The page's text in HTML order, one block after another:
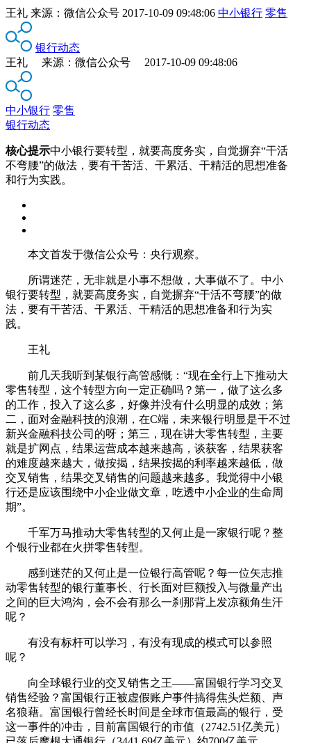
王礼 来源： 微信公众号 2017-10-09 09:48:06 中小银行 零售
银行动态
王礼 来源：微信公众号 2017-10-09 09:48:06
中小银行 零售
银行动态
核心提示中小银行要转型，就要高度务实，自觉摒弃“干活
不弯腰”的做法，要有干苦活、干累活、干精活的思想准备
和行为实践。
本文首发于微信公众号：央行观察。
所谓迷茫，无非就是小事不想做，大事做不了。中小
银行要转型，就要高度务实，自觉摒弃“干活不弯腰”的做
法，要有干苦活、干累活、干精活的思想准备和行为实
践。
王礼
前几天我听到某银行高管感慨：“现在全行上下推动大
零售转型，这个转型方向一定正确吗？第一，做了这么多
的工作，投入了这么多，好像并没有什么明显的成效；第
二，面对金融科技的浪潮，在C端，未来银行明显是干不过
新兴金融科技公司的呀；第三，现在讲大零售转型，主要
就是扩网点，结果运营成本越来越高，谈获客，结果获客
的难度越来越大，做按揭，结果按揭的利率越来越低，做
交叉销售，结果交叉销售的问题越来越多。我觉得中小银
行还是应该围绕中小企业做文章，吃透中小企业的生命周
期”。
千军万马推动大零售转型的又何止是一家银行呢？整
个银行业都在火拼零售转型。
感到迷茫的又何止是一位银行高管呢？每一位矢志推
动零售转型的银行董事长、行长面对巨额投入与微量产出
之间的巨大鸿沟，会不会有那么一刹那背上发凉额角生汗
呢？
有没有标杆可以学习，有没有现成的模式可以参照
呢？
向全球银行业的交叉销售之王——富国银行学习交叉
销售经验？富国银行正被虚假账户事件搞得焦头烂额、声
名狼藉。富国银行曾经长时间是全球市值最高的银行，受
这一事件的冲击，目前富国银行的市值（2742.51亿美元）